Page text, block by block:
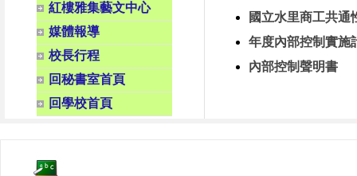
紅樓雅集藝文中心
媒體報導
校長行程
回秘書室首頁
回學校首頁
國立水里商工共通
年度內部控制實施
內部控制聲明書